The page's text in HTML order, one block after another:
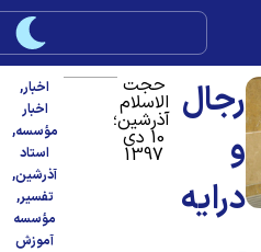
رجال
و
درایه
حجت
الاسلام
آذرشین؛
10 دی
1397
اخبار,
اخبار
مؤسسه,
استاد
آذرشین,
تفسیر,
مؤسسه
آموزش